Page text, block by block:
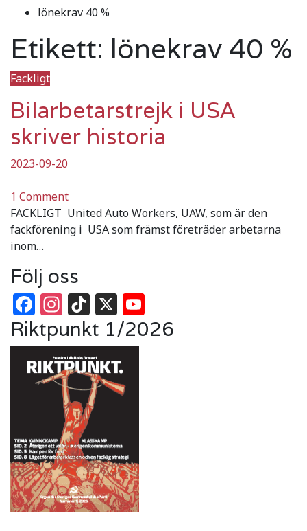
lönekrav 40 %
Etikett: lönekrav 40 %
Fackligt
Bilarbetarstrejk i USA
skriver historia
2023-09-20
1 Comment
FACKLIGT United Auto Workers, UAW, som är den
fackförening i USA som främst företräder arbetarna
inom…
Följ oss
Facebook
Instagram
TikTok
X
Riktpunkt 1/2026